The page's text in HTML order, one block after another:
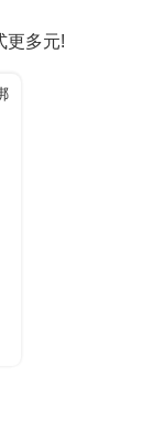
更多元!